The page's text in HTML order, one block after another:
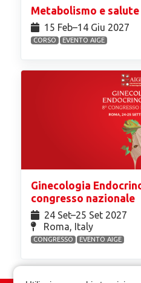
Metabolismo e
15 Feb⁠–14 Giu 2027
CORSO EVENTO AIGE
Ginecologia
congresso nazionale
24 Set⁠–25 Set 2027
Roma, Italy
CONGRESSO EVENTO AIGE